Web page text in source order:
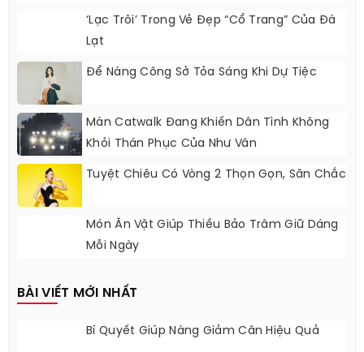
‘Lạc Trôi’ Trong Vẻ Đẹp “cổ Trang” Của Đà
Lạt
Để Nàng Công Sở Tỏa Sáng Khi Dự Tiệc
Màn Catwalk Đang Khiến Dân Tình Không
Khỏi Thán Phục Của Như Vân
Tuyệt Chiêu Có Vòng 2 Thọn Gọn, Săn Chắc
Món Ăn Vặt Giúp Thiều Bảo Trâm Giữ Dáng
Mỗi Ngày
BÀI VIẾT MỚI NHẤT
Bí Quyết Giúp Nàng Giảm Cân Hiệu Quả